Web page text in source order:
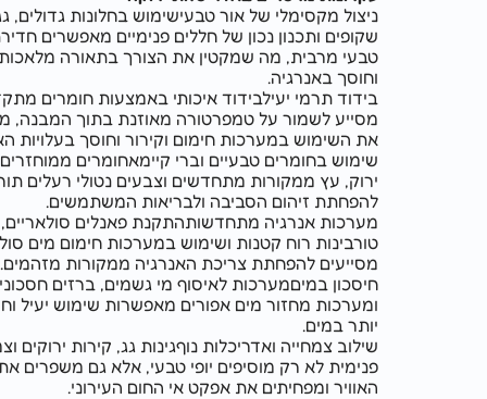
ניצול מקסימלי של אור טבעישימוש בחלונות גדולים, גגות
שקופים ותכנון נכון של חללים פנימיים מאפשרים חדירת אור
טבעי מרבית, מה שמקטין את הצורך בתאורה מלאכותית
וחוסך באנרגיה.
בידוד תרמי יעילבידוד איכותי באמצעות חומרים מתקדמים
מסייע לשמור על טמפרטורה מאוזנת בתוך המבנה, מצמצם
את השימוש במערכות חימום וקירור וחוסך בעלויות האנרגיה.
שימוש בחומרים טבעיים וברי קיימאחומרים ממוחזרים, בטון
ירוק, עץ ממקורות מתחדשים וצבעים נטולי רעלים תורמים
להפחתת זיהום הסביבה ולבריאות המשתמשים.
מערכות אנרגיה מתחדשותהתקנת פאנלים סולאריים,
טורבינות רוח קטנות ושימוש במערכות חימום מים סולאריות
מסייעים להפחתת צריכת האנרגיה ממקורות מזהמים.
חיסכון במיםמערכות לאיסוף מי גשמים, ברזים חסכוניים
ומערכות מחזור מים אפורים מאפשרות שימוש יעיל וחסכוני
יותר במים.
שילוב צמחייה ואדריכלות נוףגינות גג, קירות ירוקים וצמחייה
פנימית לא רק מוסיפים יופי טבעי, אלא גם משפרים את איכות
האוויר ומפחיתים את אפקט אי החום העירוני.